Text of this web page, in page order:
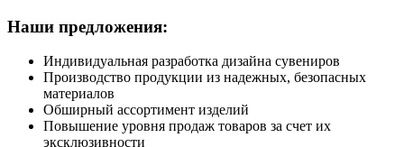
Наши предложения:
Индивидуальная разработка дизайна сувениров
Производство продукции из надежных, безопасных
материалов
Обширный ассортимент изделий
Повышение уровня продаж товаров за счет их
эксклюзивности